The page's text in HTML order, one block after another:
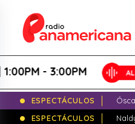
- 3:00PM
ESPECTÁCULOS
ESPECTÁCULOS